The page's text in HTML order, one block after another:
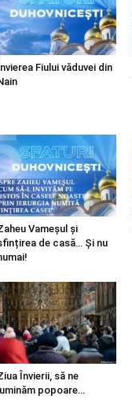
Fiului văduvei din
Vameșul și
de casă… Și nu
Învierii, să ne
luminăm popoare…